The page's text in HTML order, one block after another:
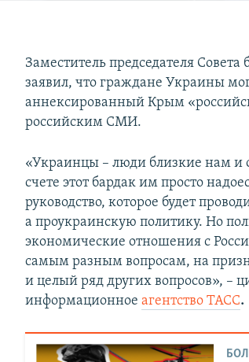
Заместитель председателя Совета
заявил, что граждане Украины
аннексированный Крым
российским СМИ.
«Украинцы – люди близкие нам и
счете этот бардак им просто
руководство, которое будет
а проукраинскую политику. Но
экономические отношения с
самым разным вопросам, на
и целый ряд других вопросов», –
информационноеагентство ТАСС.